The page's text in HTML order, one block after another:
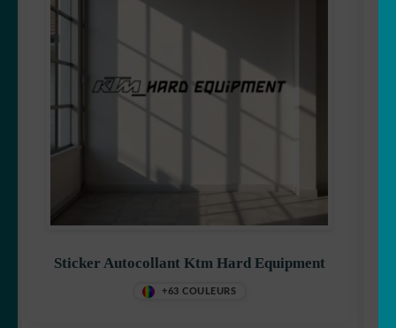
Sticker Autocollant Ktm Hard Equipment
+63 COULEURS